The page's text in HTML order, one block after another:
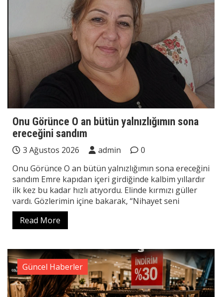
Onu Görünce O an bütün yalnızlığımın sona
ereceğini sandım
3 Ağustos 2026 admin
0
Onu Görünce O an bütün yalnızlığımın sona ereceğini
sandım Emre kapıdan içeri girdiğinde kalbim yıllardır
ilk kez bu kadar hızlı atıyordu. Elinde kırmızı güller
vardı. Gözlerimin içine bakarak, “Nihayet seni
Read More
Güncel Haberler